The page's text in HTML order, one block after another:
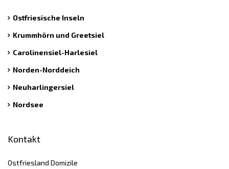
Ostfriesische Inseln
Krummhörn und Greetsiel
Carolinensiel-Harlesiel
Norden-Norddeich
Neuharlingersiel
Nordsee
Kontakt
Ostfriesland Domizile